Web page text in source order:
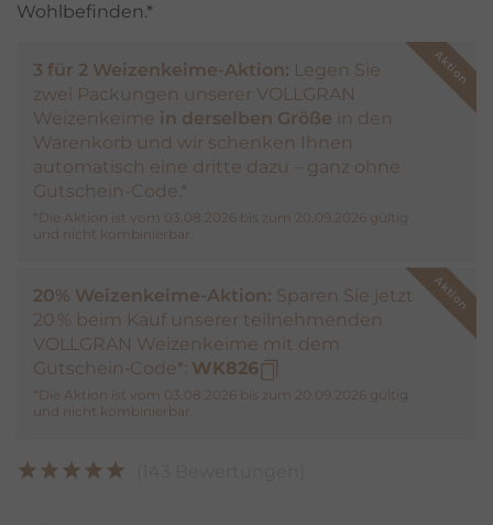
Wohlbefinden.*
3 für 2 Weizenkeime-Aktion: Legen Sie
zwei Packungen unserer VOLLGRAN
Weizenkeime in derselben Größe in den
Warenkorb und wir schenken Ihnen
automatisch eine dritte dazu – ganz ohne
Gutschein-Code.*
*Die Aktion ist vom 03.08.2026 bis zum 20.09.2026 gültig
und nicht kombinierbar.
20% Weizenkeime-Aktion: Sparen Sie jetzt
20 % beim Kauf unserer teilnehmenden
VOLLGRAN Weizenkeime mit dem
Gutschein‑Code*: WK826
*Die Aktion ist vom 03.08.2026 bis zum 20.09.2026 gültig
und nicht kombinierbar.